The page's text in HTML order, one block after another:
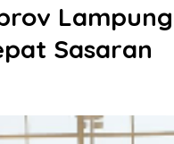
Sasaran